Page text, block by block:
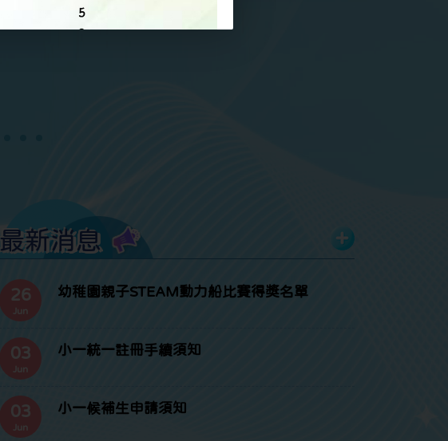
最新消息
26
Jun
幼稚園親子STEAM動力船比賽得獎名單
03
Jun
小一統一註冊手續須知
03
Jun
小一候補生申請須知